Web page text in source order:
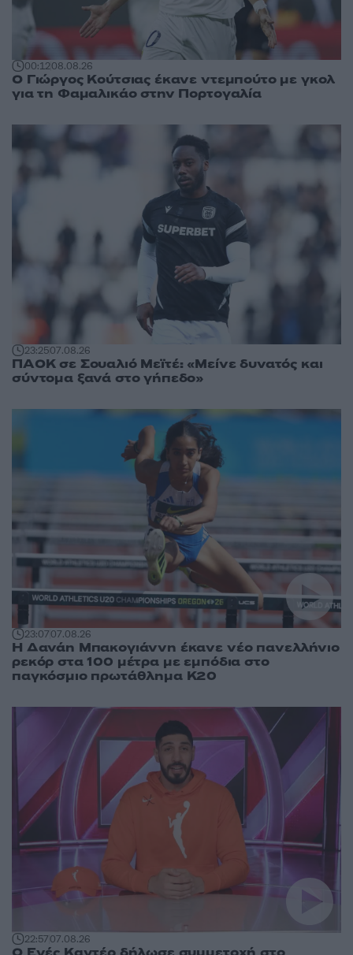
00:1208.08.26
Ο Γιώργος Κούτσιας έκανε ντεμπούτο με γκολ
για τη Φαμαλικάο στην Πορτογαλία
23:2507.08.26
ΠΑΟΚ σε Σουαλιό Μεϊτέ: «Μείνε δυνατός και
σύντομα ξανά στο γήπεδο»
23:0707.08.26
Η Δανάη Μπακογιάννη έκανε νέο πανελλήνιο
ρεκόρ στα 100 μέτρα με εμπόδια στο
παγκόσμιο πρωτάθλημα Κ20
22:5707.08.26